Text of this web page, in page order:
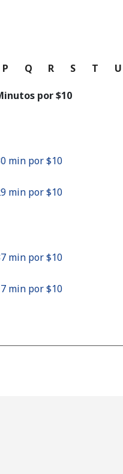
P Q R S T U
por ⁦$10⁩
min por ⁦$10⁩
min por ⁦$10⁩
min por ⁦$10⁩
min por ⁦$10⁩